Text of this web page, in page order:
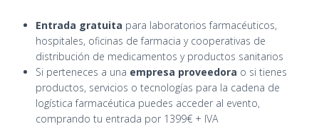
Entrada gratuita para laboratorios farmacéuticos,
hospitales, oficinas de farmacia y cooperativas de
distribución de medicamentos y productos sanitarios
Si perteneces a una empresa proveedora o si tienes
productos, servicios o tecnologías para la cadena de
logística farmacéutica puedes acceder al evento,
comprando tu entrada por 1399€ + IVA